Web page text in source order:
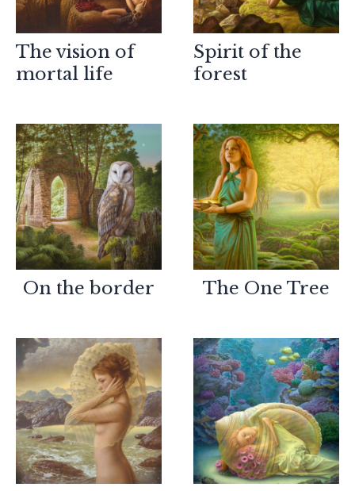
The vision of
mortal life
Spirit of the
forest
On the border The One Tree